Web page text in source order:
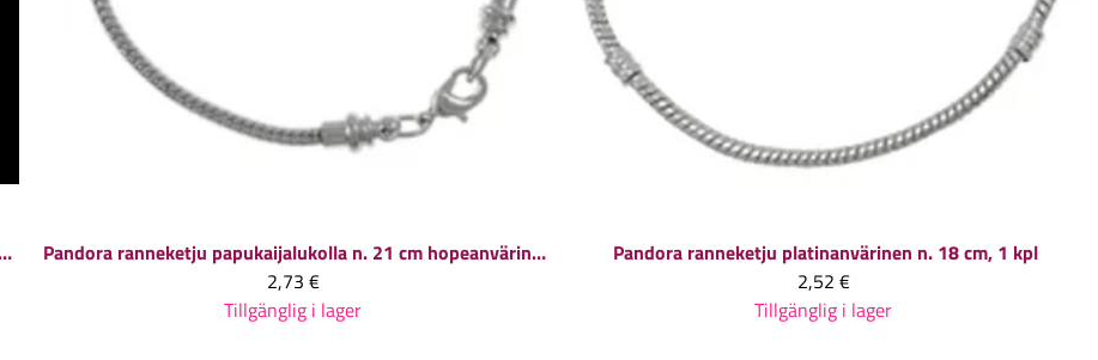
hopeanvärinen n. 18,5 cm, 1 kpl
Pandora ranneketju papukaijalukolla n. 21 cm hopeanvärinen, 1 kpl
2,73 €
Tillgänglig i lager
Pandora ranneketju platinanvärinen n. 18 cm, 1 kpl
2,52 €
Tillgänglig i lager